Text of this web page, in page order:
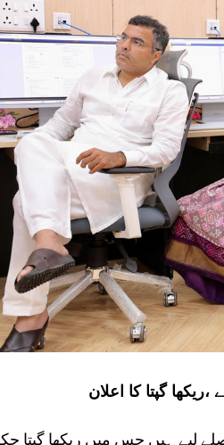
لیے ہیں جس میں ریکھا گپتا